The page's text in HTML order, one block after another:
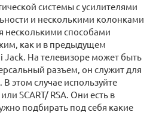
системы с усилителями
и несколькими колонками
несколькими способами
как и в предыдущем
Jack. На телевизоре может быть
разъем, он служит для
этом случае используйте
SCART/ RSA. Они есть в
подбирать под себя какие